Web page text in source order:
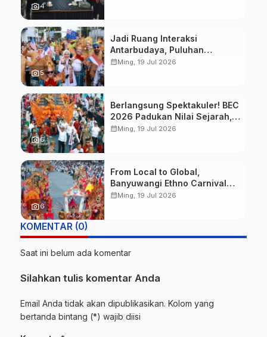
photo_camera4
photo_camera5
Jadi Ruang Interaksi
Antarbudaya, Puluhan
Wisatawan Mancanegara
calendar_monthMing, 19 Jul 2026
photo_camera6
Berlangsung Spektakuler! BEC
2026 Padukan Nilai Sejarah,
Budaya, dan Fashion Berkelas
calendar_monthMing, 19 Jul 2026
photo_camera6
From Local to Global,
Banyuwangi Ethno Carnival
Buktikan Budaya Lokal Mampu
calendar_monthMing, 19 Jul 2026
KOMENTAR (0)
Saat ini belum ada komentar
Silahkan tulis komentar Anda
Email Anda tidak akan dipublikasikan. Kolom yang
bertanda bintang (*) wajib diisi